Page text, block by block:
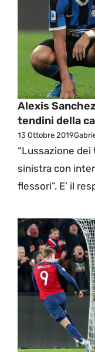
Alexis
tendini della
13 Ottobre 2019
“Lussazione
sinistra con
flessori”. E’ il